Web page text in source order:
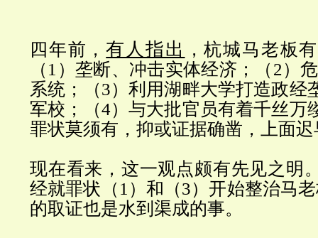
四年前，有人指出
，杭城马老板
（1）垄断、冲击实体经济；（2）
系统；（3）利用湖畔大学打造政经
军校；（4）与大批官员有着千丝万
罪状莫须有，抑或证据确凿，上面
现在看来，这一观点颇有先见之明
经就罪状（1）和（3）开始整治马
的取证也是水到渠成的事。